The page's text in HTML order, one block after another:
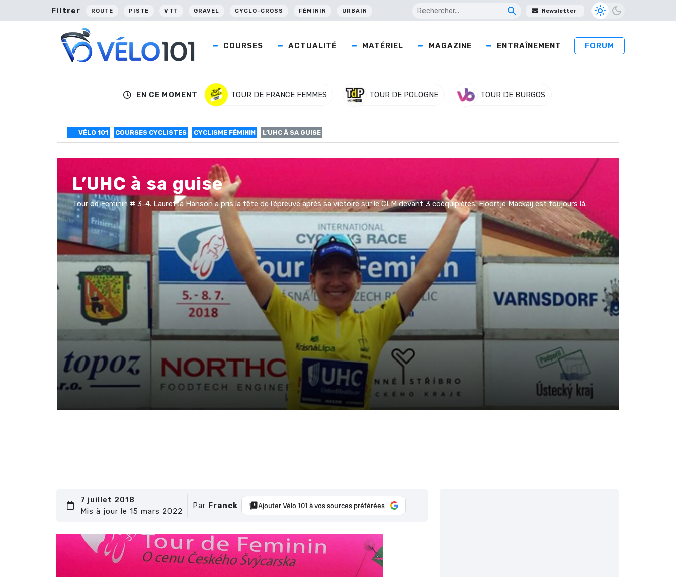
Filtrer ROUTE PISTE VTT GRAVEL CYCLO-CROSS FÉMININ URBAIN Newsletter
COURSES ACTUALITÉ MATÉRIEL MAGAZINE ENTRAÎNEMENT FORUM
EN CE MOMENT TOUR DE FRANCE FEMMES TOUR DE POLOGNE TOUR DE BURGOS
VÉLO 101 COURSES CYCLISTES CYCLISME FÉMININ L’UHC À SA GUISE
L’UHC à sa guise
Tour de Feminin # 3-4. Lauretta Hanson a pris la tête de l’épreuve après sa victoire sur le CLM devant 3 coéquipières. Floortje Mackaij est toujours là.
7 juillet 2018
Mis à jour le 15 mars 2022
Par Franck Ajouter Vélo 101 à vos sources préférées